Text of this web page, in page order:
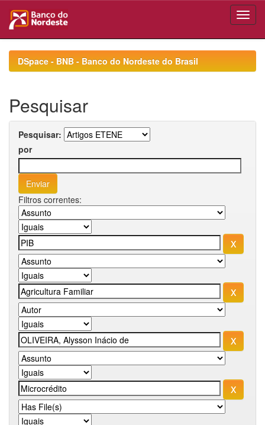
navigationDSpace - BNB - Banco do Nordeste do Brasil
Pesquisar
Pesquisar:
por
Filtros correntes: